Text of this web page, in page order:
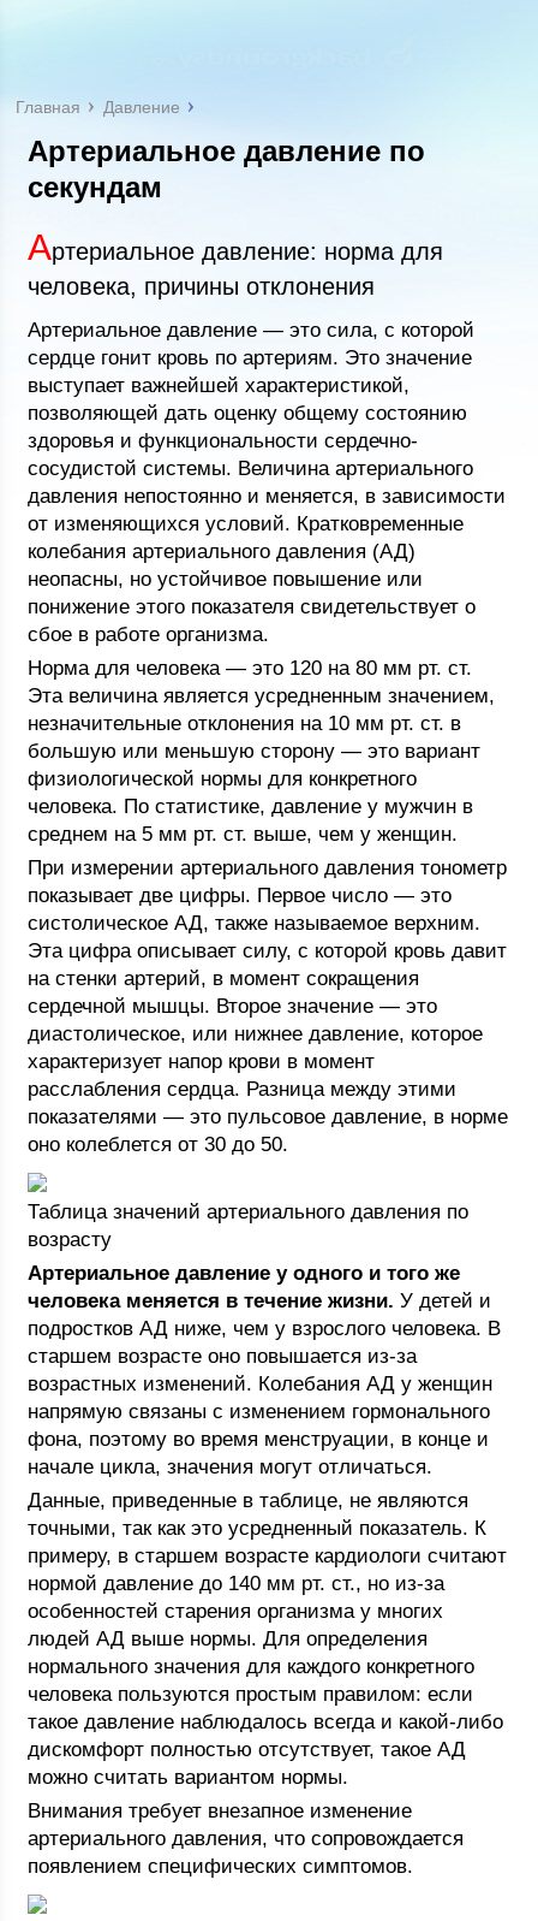
Главная Давление
Артериальное давление по
секундам
Артериальное давление: норма для
человека, причины отклонения
Артериальное давление — это сила, с которой
сердце гонит кровь по артериям. Это значение
выступает важнейшей характеристикой,
позволяющей дать оценку общему состоянию
здоровья и функциональности сердечно-
сосудистой системы. Величина артериального
давления непостоянно и меняется, в зависимости
от изменяющихся условий. Кратковременные
колебания артериального давления (АД)
неопасны, но устойчивое повышение или
понижение этого показателя свидетельствует о
сбое в работе организма.
Норма для человека — это 120 на 80 мм рт. ст.
Эта величина является усредненным значением,
незначительные отклонения на 10 мм рт. ст. в
большую или меньшую сторону — это вариант
физиологической нормы для конкретного
человека. По статистике, давление у мужчин в
среднем на 5 мм рт. ст. выше, чем у женщин.
При измерении артериального давления тонометр
показывает две цифры. Первое число — это
систолическое АД, также называемое верхним.
Эта цифра описывает силу, с которой кровь давит
на стенки артерий, в момент сокращения
сердечной мышцы. Второе значение — это
диастолическое, или нижнее давление, которое
характеризует напор крови в момент
расслабления сердца. Разница между этими
показателями — это пульсовое давление, в норме
оно колеблется от 30 до 50.
Таблица значений артериального давления по
возрасту
Артериальное давление у одного и того же
человека меняется в течение жизни. У детей и
подростков АД ниже, чем у взрослого человека. В
старшем возрасте оно повышается из-за
возрастных изменений. Колебания АД у женщин
напрямую связаны с изменением гормонального
фона, поэтому во время менструации, в конце и
начале цикла, значения могут отличаться.
Данные, приведенные в таблице, не являются
точными, так как это усредненный показатель. К
примеру, в старшем возрасте кардиологи считают
нормой давление до 140 мм рт. ст., но из-за
особенностей старения организма у многих
людей АД выше нормы. Для определения
нормального значения для каждого конкретного
человека пользуются простым правилом: если
такое давление наблюдалось всегда и какой-либо
дискомфорт полностью отсутствует, такое АД
можно считать вариантом нормы.
Внимания требует внезапное изменение
артериального давления, что сопровождается
появлением специфических симптомов.